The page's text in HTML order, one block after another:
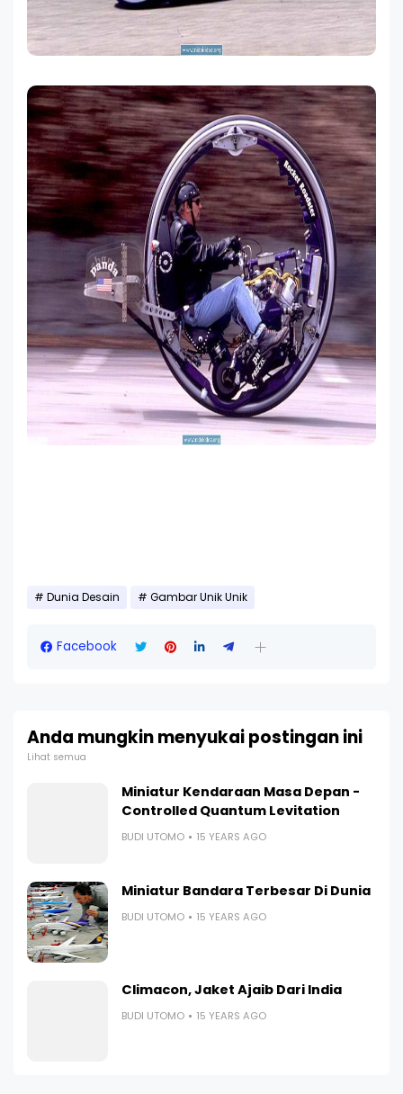
Dunia Desain Gambar Unik Unik
Facebook
Anda mungkin menyukai postingan ini
Lihat semua
Miniatur Kendaraan Masa Depan -
Controlled Quantum Levitation
BUDI UTOMO 15 YEARS AGO
Miniatur Bandara Terbesar Di Dunia
BUDI UTOMO 15 YEARS AGO
Climacon, Jaket Ajaib Dari India
BUDI UTOMO 15 YEARS AGO